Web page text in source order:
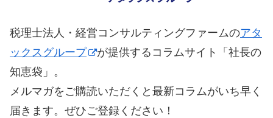
税理士法人・経営コンサルティングファームのアタ
ックスグループ
が提供するコラムサイト「社長の
知恵袋」。
メルマガをご購読いただくと最新コラムがいち早く
届きます。ぜひご登録ください！